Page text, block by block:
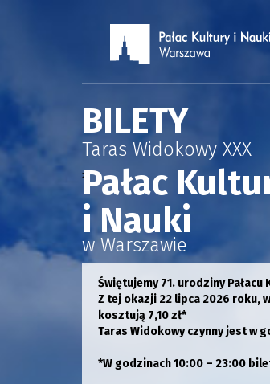
BILETY
Taras Widokowy XXX
>Pałac
i Nauki
w Warszawie
Świętujemy 71. urodziny Pałacu
Z tej okazji 22 lipca 2026 roku,
kosztują 7,10 zł*
Taras Widokowy czynny jest w
*W godzinach 10:00 – 23:00